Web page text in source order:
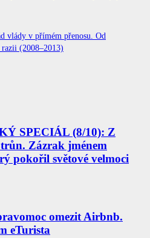
vlády v přímém přenosu. Od
(2008–2013)
SPECIÁL (8/10): Z
Zázrak jménem
pokořil světové velmoci
omezit Airbnb.
eTurista